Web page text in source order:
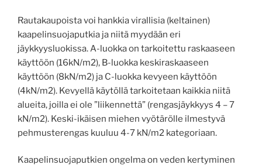
Rautakaupoista voi hankkia virallisia (keltainen)
kaapelinsuojaputkia ja niitä myydään eri
jäykkyysluokissa. A-luokka on tarkoitettu raskaaseen
käyttöön (16kN/m2), B-luokka keskiraskaaseen
käyttöön (8kN/m2) ja C-luokka kevyeen käyttöön
(4kN/m2). Kevyellä käytöllä tarkoitetaan kaikkia niitä
alueita, joilla ei ole ”liikennettä” (rengasjäykkyys 4 – 7
kN/m2). Keski-ikäisen miehen vyötärölle ilmestyvä
pehmusterengas kuuluu 4-7 kN/m2 kategoriaan.
Kaapelinsuojaputkien ongelma on veden kertyminen